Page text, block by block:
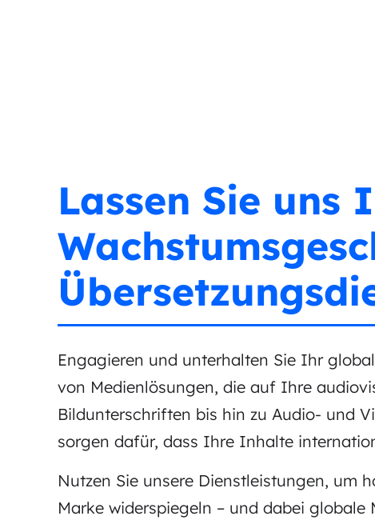
Lassen Sie uns
Engagieren und unterhalten Sie Ihr
von Medienlösungen, die auf Ihre
Bildunterschriften bis hin zu Audio- und
sorgen dafür, dass Ihre Inhalte
Nutzen Sie unsere Dienstleistungen, um
Marke widerspiegeln – und dabei